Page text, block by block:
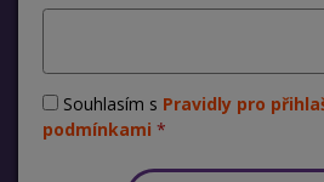
Souhlasím s Pravidly pro
podmínkami